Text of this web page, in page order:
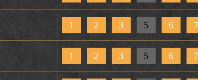
1 2 3 5 6 7
1 2 3 5 6 7